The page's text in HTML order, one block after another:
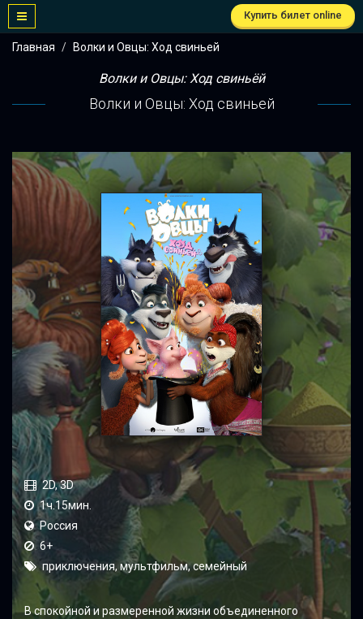
Купить билет online
Главная Волки и Овцы: Ход свиньей
Волки и Овцы: Ход свиньёй
Волки и Овцы: Ход свиньей
2D, 3D
1ч.15мин.
Россия
6+
приключения, мультфильм, семейный
В спокойной и размеренной жизни объединенного